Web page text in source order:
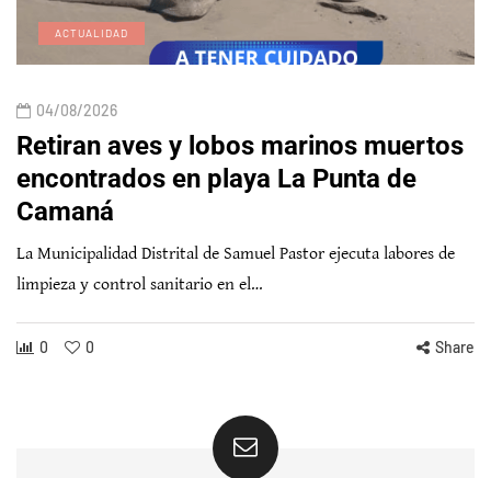
ACTUALIDAD
04/08/2026
Retiran aves y lobos marinos muertos
encontrados en playa La Punta de
Camaná
La Municipalidad Distrital de Samuel Pastor ejecuta labores de
limpieza y control sanitario en el…
0 0 Share